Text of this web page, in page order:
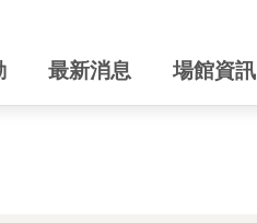
最新消息 場館資訊